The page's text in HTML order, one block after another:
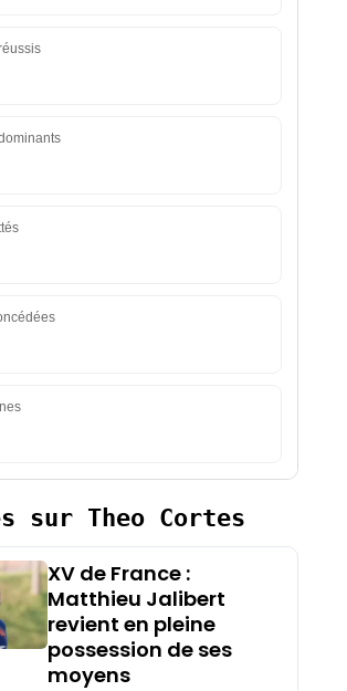
sur Theo Cortes
XV de France :
Matthieu Jalibert
revient en pleine
possession de ses
moyens